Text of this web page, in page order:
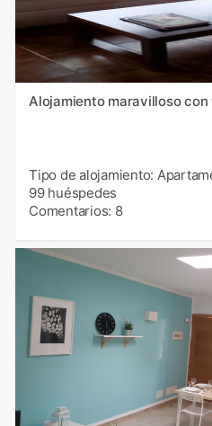
Alojamiento maravilloso
Tipo de alojamiento:
99 huéspedes
Comentarios: 8